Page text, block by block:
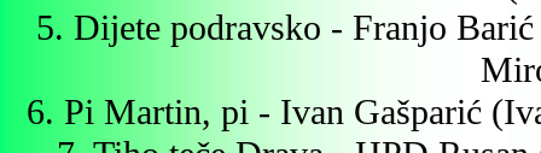
5. Dijete podravsko - Franjo
6. Pi Martin, pi - Ivan Gašparić